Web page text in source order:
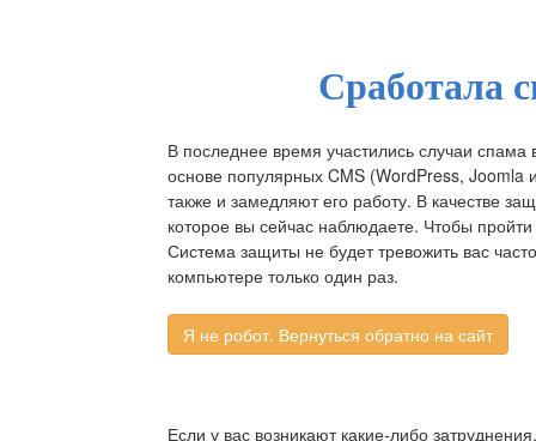
Сработала
В последнее время участились случаи
основе популярных CMS (WordPress, Joomla
также и замедляют его работу. В качестве
которое вы сейчас наблюдаете. Чтобы
Система защиты не будет тревожить вас
компьютере только один раз.
Если у вас возникают какие-либо